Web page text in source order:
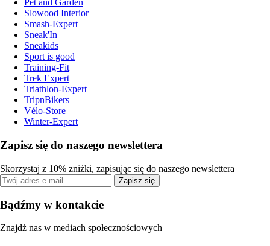
Pet and Garden
Slowood Interior
Smash-Expert
Sneak'In
Sneakids
Sport is good
Training-Fit
Trek Expert
Triathlon-Expert
TripnBikers
Vélo-Store
Winter-Expert
Zapisz się do naszego newslettera
Skorzystaj z 10% zniżki, zapisując się do naszego newslettera
Zapisz się
Bądźmy w kontakcie
Znajdź nas w mediach społecznościowych